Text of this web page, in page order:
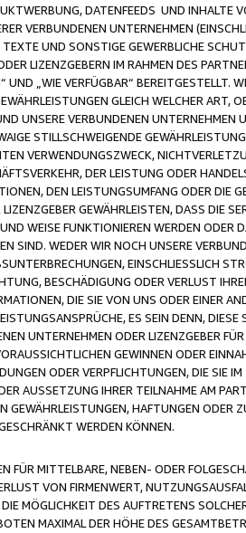
DATENFEEDS UND INHALTE
VERBUNDENEN UNTERNEHMEN
UND SONSTIGE GEWERBLICHE
LIZENZGEBERN IM RAHMEN DES
UND „WIE VERFÜGBAR“ BEREITGESTELLT.
GLEICH WELCHER ART,
UNSERE VERBUNDENEN UNTERNEHMEN
STILLSCHWEIGENDE
VERWENDUNGSZWECK,
DER LEISTUNG ODER
DEN LEISTUNGSUMFANG ODER DIE
GEWÄHRLEISTEN, DASS DIE
WEISE FUNKTIONIEREN WERDEN ODER
SIND. WEDER WIR NOCH UNSERE
EINSCHLIESSLICH
BESCHÄDIGUNG ODER VERLUST
DIE SIE VON UNS ODER EINER
ES SEIN DENN, DIESE
UNTERNEHMEN ODER LIZENZGEBER
GEWINNEN ODER
ODER VERPFLICHTUNGEN, DIE SIE
AUSSETZUNG IHRER TEILNAHME AM
HAFTUNGEN ODER
WERDEN KÖNNEN.
MITTELBARE, NEBEN- ODER
VON FIRMENWERT,
MÖGLICHKEIT DES AUFTRETENS
MAXIMAL DER HÖHE DES